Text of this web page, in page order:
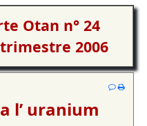
Otan n° 24
2006
l’ uranium